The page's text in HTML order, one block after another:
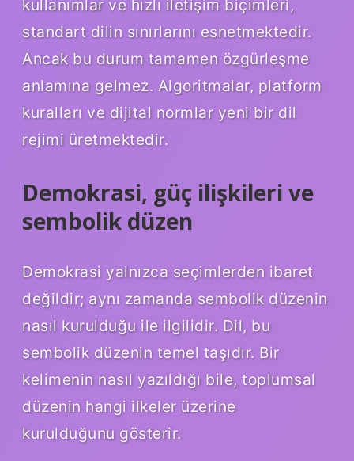
kullanımlar ve hızlı iletişim biçimleri,
standart dilin sınırlarını esnetmektedir.
Ancak bu durum tamamen özgürleşme
anlamına gelmez. Algoritmalar, platform
kuralları ve dijital normlar yeni bir dil
rejimi üretmektedir.
Demokrasi, güç ilişkileri ve
sembolik düzen
Demokrasi yalnızca seçimlerden ibaret
değildir; aynı zamanda sembolik düzenin
nasıl kurulduğu ile ilgilidir. Dil, bu
sembolik düzenin temel taşıdır. Bir
kelimenin nasıl yazıldığı bile, toplumsal
düzenin hangi ilkeler üzerine
kurulduğunu gösterir.